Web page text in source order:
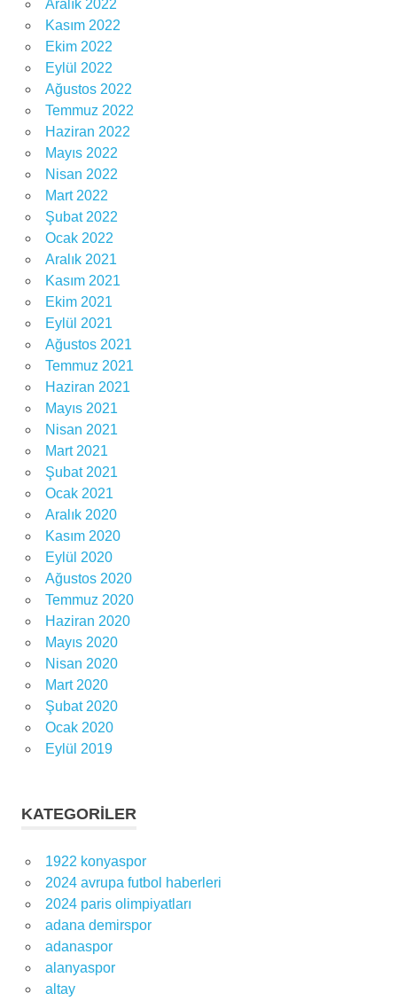
Aralık 2022
Kasım 2022
Ekim 2022
Eylül 2022
Ağustos 2022
Temmuz 2022
Haziran 2022
Mayıs 2022
Nisan 2022
Mart 2022
Şubat 2022
Ocak 2022
Aralık 2021
Kasım 2021
Ekim 2021
Eylül 2021
Ağustos 2021
Temmuz 2021
Haziran 2021
Mayıs 2021
Nisan 2021
Mart 2021
Şubat 2021
Ocak 2021
Aralık 2020
Kasım 2020
Eylül 2020
Ağustos 2020
Temmuz 2020
Haziran 2020
Mayıs 2020
Nisan 2020
Mart 2020
Şubat 2020
Ocak 2020
Eylül 2019
KATEGORILER
1922 konyaspor
2024 avrupa futbol haberleri
2024 paris olimpiyatları
adana demirspor
adanaspor
alanyaspor
altay